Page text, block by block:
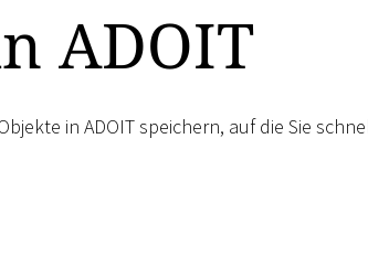
ADOIT
in ADOIT speichern, auf die Sie